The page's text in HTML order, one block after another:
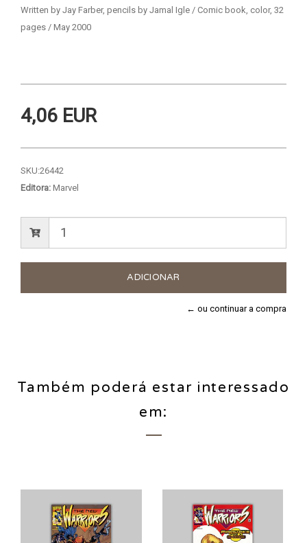
Written by Jay Farber, pencils by Jamal Igle / Comic book, color, 32
pages / May 2000
4,06 EUR
SKU:26442
Editora: Marvel
← ou continuar a compra
Também poderá estar interessado
em: